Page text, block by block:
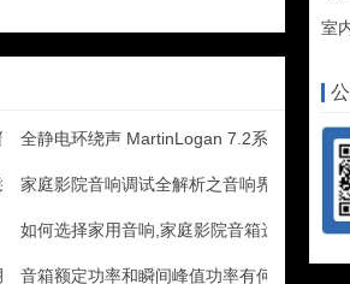
播全静电环绕声 MartinLogan 7.2系统私家
评测
家庭影院音响调试全解析之音响界的十大谎
如何选择家用音响,家庭影院音箱选购攻略
些区别？
音箱额定功率和瞬间峰值功率有何不同？
室